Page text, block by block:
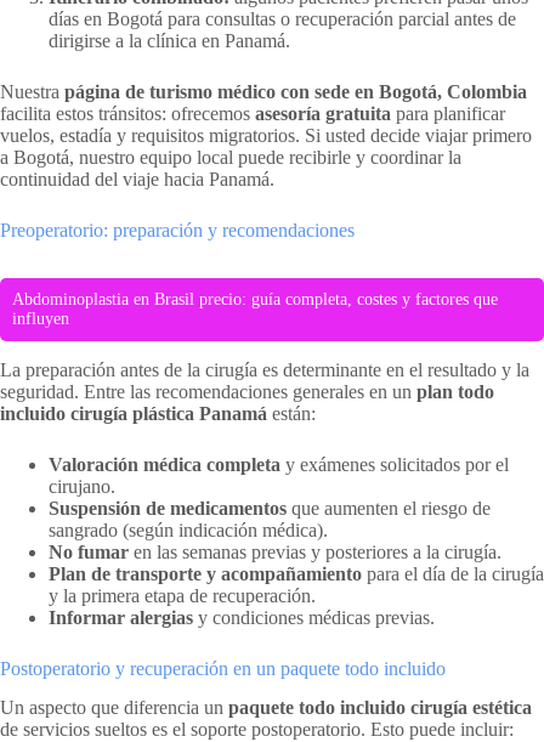
días en Bogotá para consultas o recuperación parcial antes de
dirigirse a la clínica en Panamá.
Nuestra página de turismo médico con sede en Bogotá, Colombia
facilita estos tránsitos: ofrecemos asesoría gratuita para planificar
vuelos, estadía y requisitos migratorios. Si usted decide viajar primero
a Bogotá, nuestro equipo local puede recibirle y coordinar la
continuidad del viaje hacia Panamá.
Preoperatorio: preparación y recomendaciones
Abdominoplastia en Brasil precio: guía completa, costes y factores que
influyen
La preparación antes de la cirugía es determinante en el resultado y la
seguridad. Entre las recomendaciones generales en un plan todo
incluido cirugía plástica Panamá están:
Valoración médica completa y exámenes solicitados por el
cirujano.
Suspensión de medicamentos que aumenten el riesgo de
sangrado (según indicación médica).
No fumar en las semanas previas y posteriores a la cirugía.
Plan de transporte y acompañamiento para el día de la cirugía
y la primera etapa de recuperación.
Informar alergias y condiciones médicas previas.
Postoperatorio y recuperación en un paquete todo incluido
Un aspecto que diferencia un paquete todo incluido cirugía estética
de servicios sueltos es el soporte postoperatorio. Esto puede incluir: